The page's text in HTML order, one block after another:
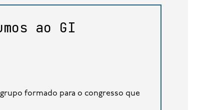
ao GI
formado para o congresso que